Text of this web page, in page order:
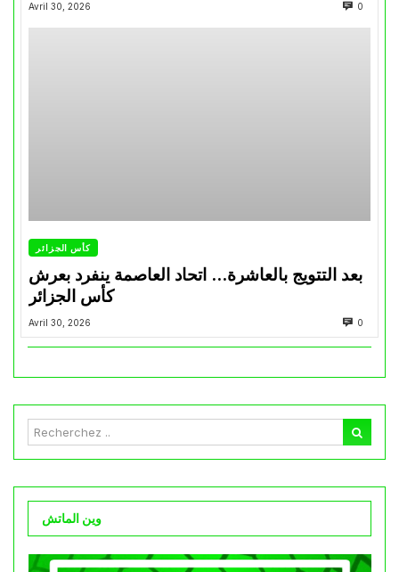
Avril 30, 2026 0
كأس الجزائر
بعد التتويج بالعاشرة… اتحاد العاصمة ينفرد بعرش
كأس الجزائر
Avril 30, 2026 0
وين الماتش